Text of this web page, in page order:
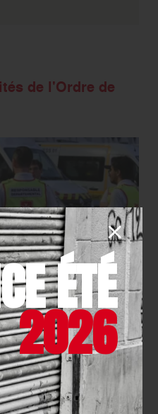
de l'Ordre de
la
a fait la
PLUS
ÉTÉ
2026